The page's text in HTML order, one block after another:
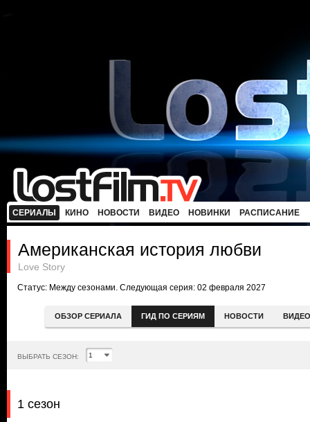
СЕРИАЛЫ КИНО НОВОСТИ ВИДЕО НОВИНКИ РАСПИСАНИЕ
Американская история любви
Love Story
Статус: Между сезонами. Следующая серия: 02 февраля 2027
ОБЗОР СЕРИАЛА ГИД ПО СЕРИЯМ НОВОСТИ ВИДЕО
ВЫБРАТЬ СЕЗОН:
1 сезон